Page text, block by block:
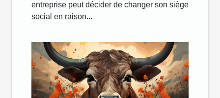
entreprise peut décider de changer son siège
social en raison...